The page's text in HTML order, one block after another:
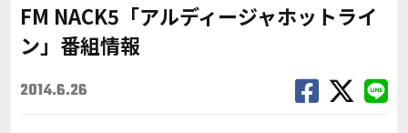
FM NACK5「アルディージャホットライ
ン」番組情報
2014.6.26